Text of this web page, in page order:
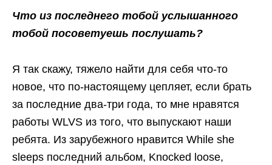
Что из последнего тобой услышанного
тобой посоветуешь послушать?
Я так скажу, тяжело найти для себя что-то
новое, что по-настоящему цепляет, если брать
за последние два-три года, то мне нравятся
работы WLVS из того, что выпускают наши
ребята. Из зарубежного нравится While she
sleeps последний альбом, Knocked loose,